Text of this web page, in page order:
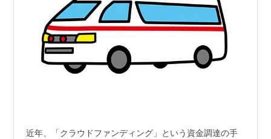
近年、「クラウドファンディング」という資金調達の手